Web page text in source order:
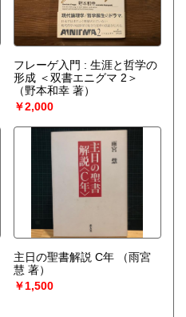
フレーゲ入門 : 生涯と哲学の
形成 ＜双書エニグマ 2＞
（野本和幸 著）
￥2,000
主日の聖書解説 C年
（雨宮
慧 著）
￥1,500